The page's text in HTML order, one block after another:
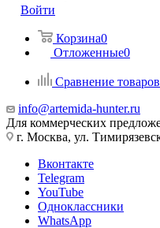
Войти
Корзина0
Отложенные0
Сравнение товаров
info@artemida-hunter.ru
Для коммерческих
г. Москва, ул.
Вконтакте
Telegram
YouTube
Одноклассники
WhatsApp